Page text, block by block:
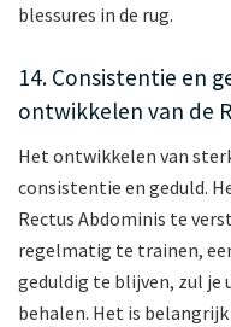
blessures in de rug.
14. Consistentie en
ontwikkelen van de
Het ontwikkelen van
consistentie en geduld.
Rectus Abdominis te
regelmatig te trainen,
geduldig te blijven, zul
behalen. Het is